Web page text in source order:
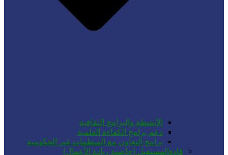
الأنشطة والبرامج الثقافية
دعم برامج الكفاءة العلمية
برامج التعاون مع المنظمات غير الحكومية
قادةالمستقبل (حاضنة ريادة الأعمال)